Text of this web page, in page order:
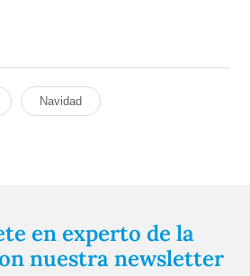
Navidad
en experto de la
nuestra newsletter